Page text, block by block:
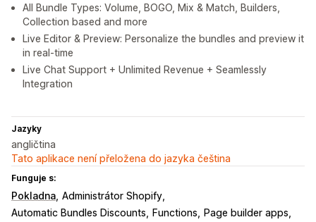
All Bundle Types: Volume, BOGO, Mix & Match, Builders,
Collection based and more
Live Editor & Preview: Personalize the bundles and preview it
in real-time
Live Chat Support + Unlimited Revenue + Seamlessly
Integration
Jazyky
angličtina
Tato aplikace není přeložena do jazyka čeština
Funguje s:
Pokladna Administrátor Shopify
Automatic Bundles Discounts Functions Page builder apps